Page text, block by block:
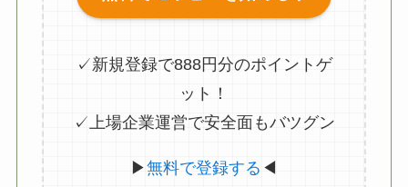
✓新規登録で888円分のポイントゲ
ット！
✓上場企業運営で安全面もバツグン
▶無料で登録する ◀